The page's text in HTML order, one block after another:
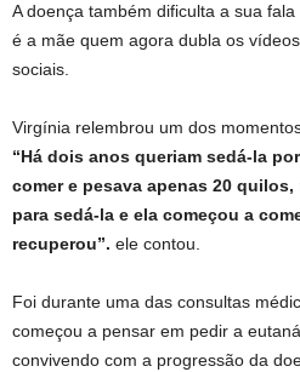
A doença também dificulta a sua
é a mãe quem agora dubla os
sociais.
Virgínia relembrou um dos
“Há dois anos queriam sedá-la
comer e pesava apenas 20
para sedá-la e ela começou a
recuperou”. ele contou.
Foi durante uma das consultas
começou a pensar em pedir a
convivendo com a progressão da